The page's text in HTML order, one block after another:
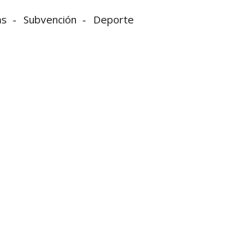
Subvención Deporte